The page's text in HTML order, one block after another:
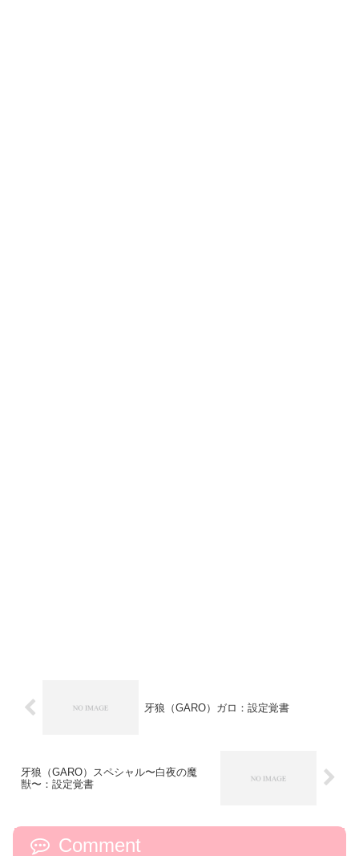
牙狼（GARO）ガロ：設定覚書
牙狼（GARO）スペシャル〜白夜の魔
獣〜：設定覚書
Comment